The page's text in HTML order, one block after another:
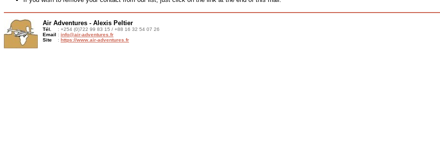
Air Adventures - Alexis Peltier
Tél.
: +254 (0)722 99 83 15 / +88 16 32 54 07 26
Email : info@air-adventures.fr
Site
: https://www.air-adventures.fr